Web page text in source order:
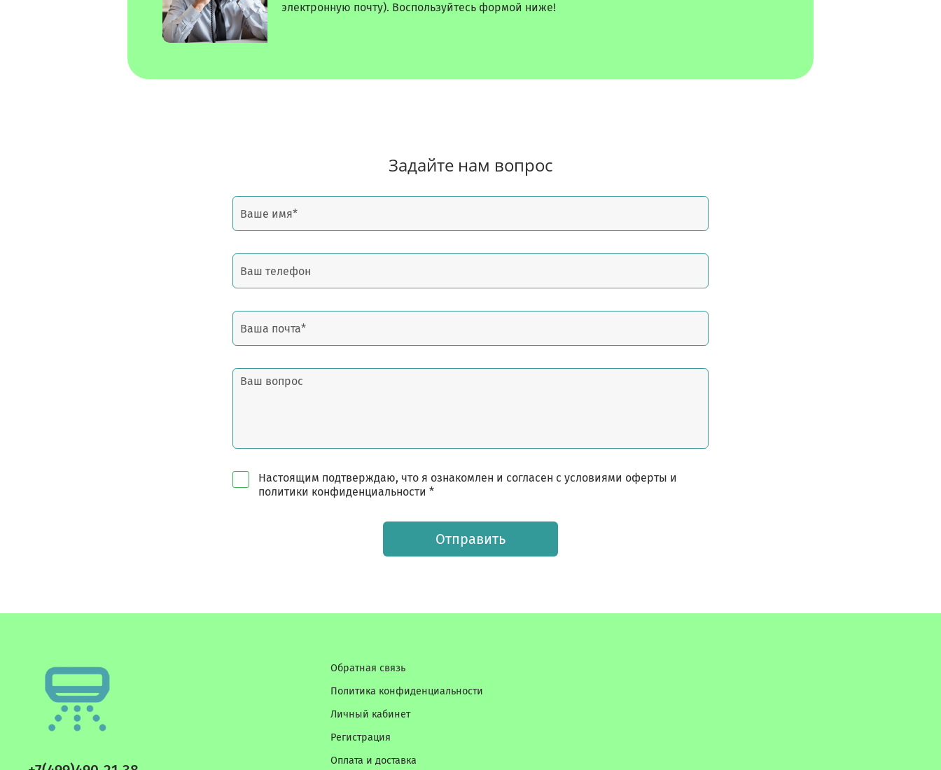
электронную почту). Воспользуйтесь формой ниже!
Задайте нам вопрос
Настоящим подтверждаю, что я ознакомлен и согласен с условиями оферты и
политики конфиденциальности *
Отправить
Обратная связь
Политика конфиденциальности
Личный кабинет
Регистрация
Оплата и доставка